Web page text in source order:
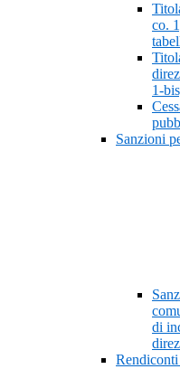
co.
1-
Sanzioni
di